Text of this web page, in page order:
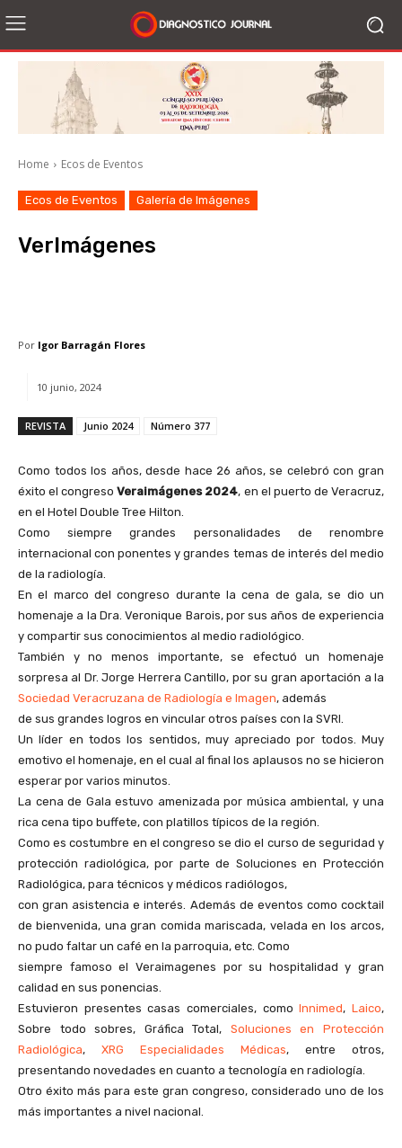
Home Ecos de Eventos
Ecos de Eventos Galería de Imágenes
VerImágenes
Por Igor Barragán Flores
10 junio, 2024
REVISTA Junio 2024 Número 377
Como todos los años, desde hace 26 años, se celebró con gran
éxito el congresoVeraimágenes 2024, en el puerto de Veracruz,
en el Hotel Double Tree Hilton.
Como siempre grandes personalidades de renombre
internacional con ponentes y grandes temas de interés del medio
de la radiología.
En el marco del congreso durante la cena de gala, se dio un
homenaje a la Dra. Veronique Barois, por sus años de experiencia
y compartir sus conocimientos al medio radiológico.
También y no menos importante, se efectuó un homenaje
sorpresa al Dr. Jorge Herrera Cantillo, por su gran aportación a la
Sociedad Veracruzana de Radiología e Imagen, además
de sus grandes logros en vincular otros países con la SVRI.
Un líder en todos los sentidos, muy apreciado por todos. Muy
emotivo el homenaje, en el cual al final los aplausos no se hicieron
esperar por varios minutos.
La cena de Gala estuvo amenizada por música ambiental, y una
rica cena tipo buffete, con platillos típicos de la región.
Como es costumbre en el congreso se dio el curso de seguridad y
protección radiológica, por parte de Soluciones en Protección
Radiológica, para técnicos y médicos radiólogos,
con gran asistencia e interés. Además de eventos como cocktail
de bienvenida, una gran comida mariscada, velada en los arcos,
no pudo faltar un café en la parroquia, etc. Como
siempre famoso el Veraimagenes por su hospitalidad y gran
calidad en sus ponencias.
Estuvieron presentes casas comerciales, comoInnimed,Laico,
Sobre todo sobres, Gráfica Total, Soluciones en Protección
Radiológica, XRG Especialidades Médicas, entre otros,
presentando novedades en cuanto a tecnología en radiología.
Otro éxito más para este gran congreso, considerado uno de los
más importantes a nivel nacional.